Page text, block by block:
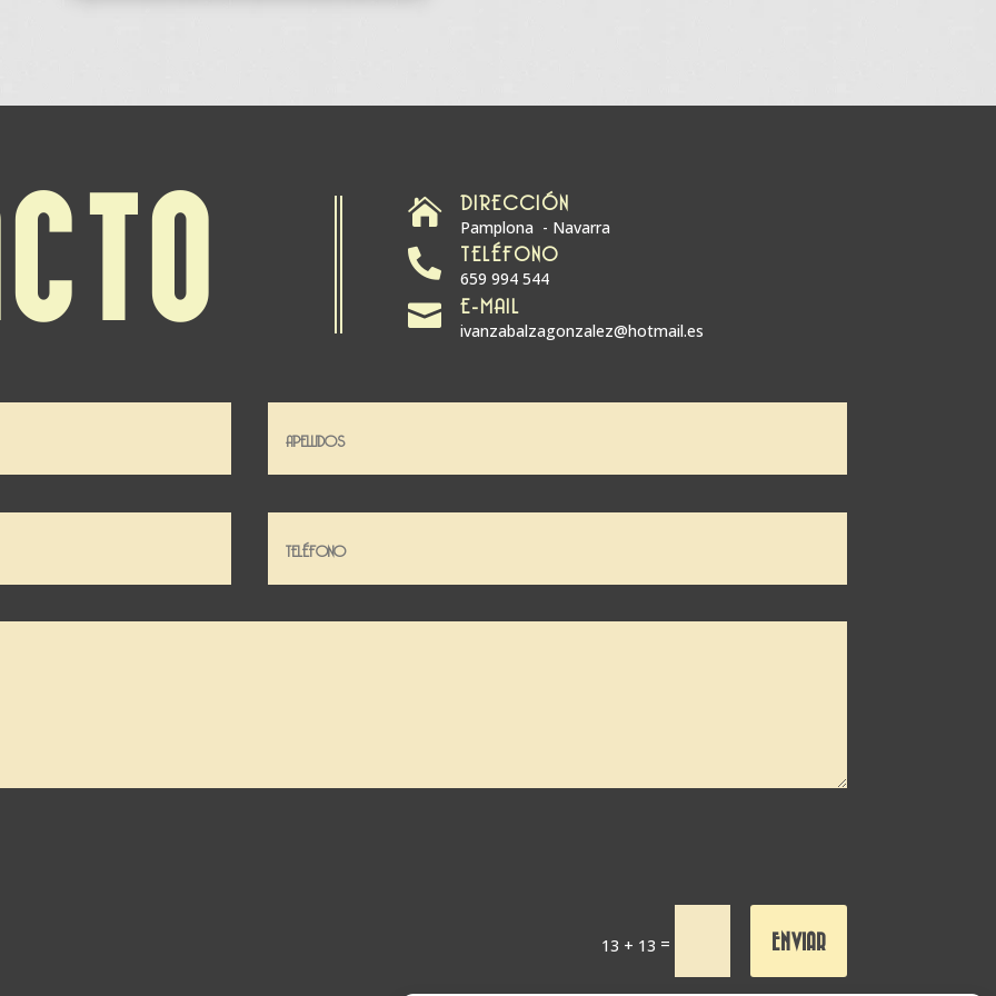
 DIRECCIÓN
Pamplona - Navarra
 TELÉFONO
659 994 544
 E-MAIL
ivanzabalzagonzalez@hotmail.es
13 + 13 = ENVIAR